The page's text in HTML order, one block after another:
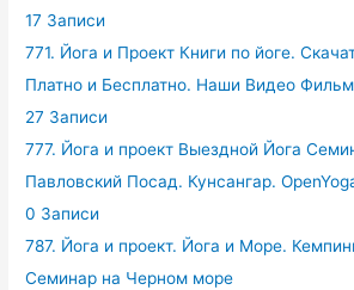
17 Записи
771. Йога и Проект Книги по йоге.
Платно и Бесплатно. Наши Видео
27 Записи
777. Йога и проект Выездной Йога
Павловский Посад. Кунсангар.
0 Записи
787. Йога и проект. Йога и Море.
Семинар на Черном море